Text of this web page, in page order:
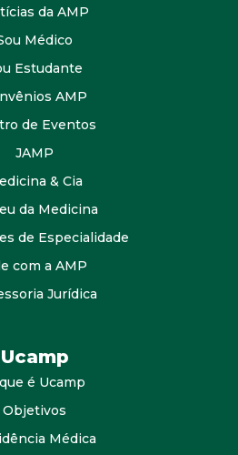
da AMP
Médico
Estudante
AMP
de Eventos
JAMP
& Cia
da Medicina
de Especialidade
com a AMP
Jurídica
Ucamp
é Ucamp
Objetivos
Médica